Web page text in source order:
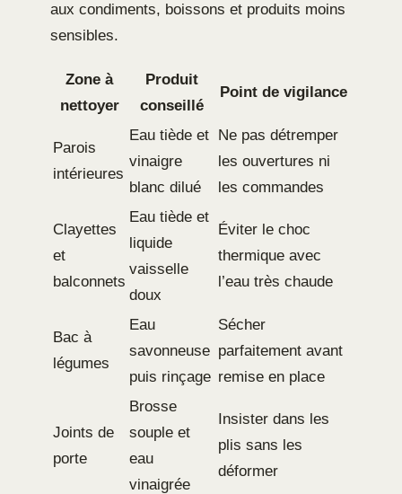
aux condiments, boissons et produits moins
sensibles.
Zone à
nettoyer
Produit
conseillé
Point de vigilance
Parois
intérieures
Eau tiède et
vinaigre
blanc dilué
Ne pas détremper
les ouvertures ni
les commandes
Clayettes
et
balconnets
Eau tiède et
liquide
vaisselle
doux
Éviter le choc
thermique avec
l’eau très chaude
Bac à
légumes
Eau
savonneuse
puis rinçage
Sécher
parfaitement avant
remise en place
Joints de
porte
Brosse
souple et
eau
vinaigrée
Insister dans les
plis sans les
déformer